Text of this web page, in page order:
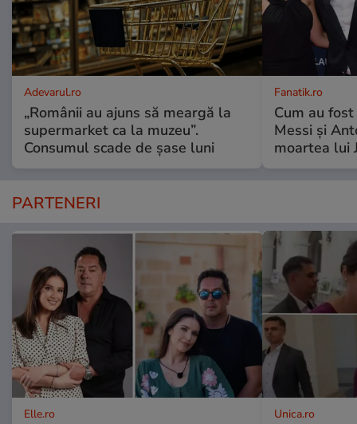
Adevarul.ro
„Românii au ajuns să meargă la
supermarket ca la muzeu”.
Consumul scade de șase luni
Fanatik.ro
Cum au
Messi și
moartea lui
PARTENERI
Elle.ro Unica.ro